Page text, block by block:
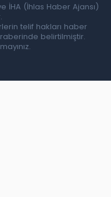
İHA (İhlas Haber Ajansı)
telif hakları haber
belirtilmiştir.